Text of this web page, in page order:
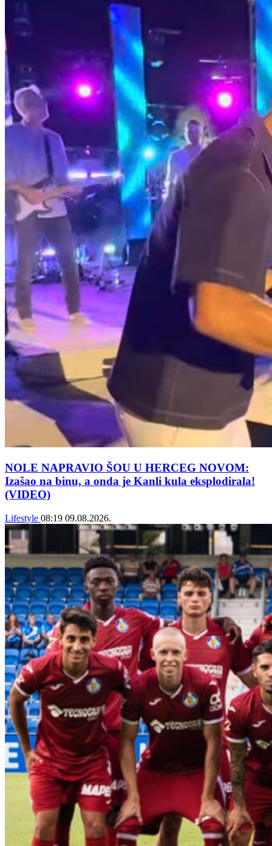
NOLE NAPRAVIO ŠOU U HERCEG NOVOM:
Izašao na binu, a onda je Kanli kula eksplodirala!
(VIDEO)
Lifestyle 08:19 09.08.2026.